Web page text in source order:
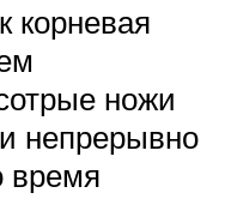
корневая
ножи
непрерывно
время